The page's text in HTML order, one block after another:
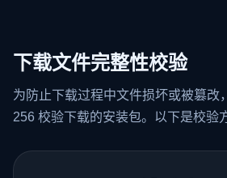
下载文件完整性校验
为防止下载过程中文件损坏或被篡改
256 校验下载的安装包。以下是校验